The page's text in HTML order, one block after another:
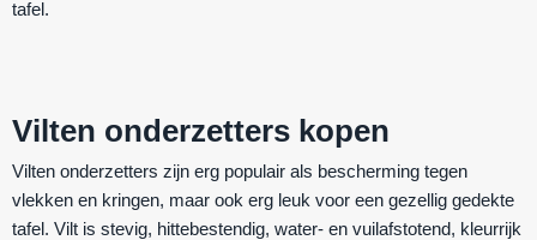
tafel.
Vilten onderzetters kopen
Vilten onderzetters zijn erg populair als bescherming tegen
vlekken en kringen, maar ook erg leuk voor een gezellig gedekte
tafel. Vilt is stevig, hittebestendig, water- en vuilafstotend, kleurrijk